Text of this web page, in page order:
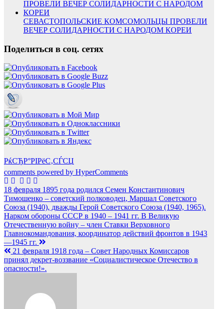
СЕВАСТОПОЛЬСКИЕ КОМСОМОЛЬЦЫ ПРОВЕЛИ
ВЕЧЕР СОЛИДАРНОСТИ С НАРОДОМ КОРЕИ
Поделиться в соц. сетях
РќСЂР°РІРёС‚СЃСЏ
comments powered by HyperComments
Навигация
по
записям
18 февраля 1895 года родился Семен Константинович
Тимошенко – советский полководец, Маршал Советского
Союза (1940), дважды Герой Советского Союза (1940, 1965).
Нарком обороны СССР в 1940 – 1941 гг. В Великую
Отечественную войну – член Ставки Верховного
Главнокомандования, координатор действий фронтов в 1943
—1945 гг.
21 февраля 1918 года – Совет Народных Комиссаров
принял декрет-воззвание «Социалистическое Отечество в
опасности!».